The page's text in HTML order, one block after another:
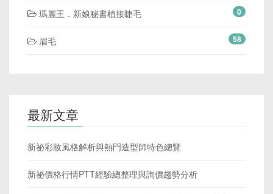
瑪麗王．新娘秘書植接睫毛 0
眉毛 58
最新文章
新祕彩妝風格解析與熱門造型師特色總覽
新祕價格行情PTT經驗總整理與詢價趨勢分析